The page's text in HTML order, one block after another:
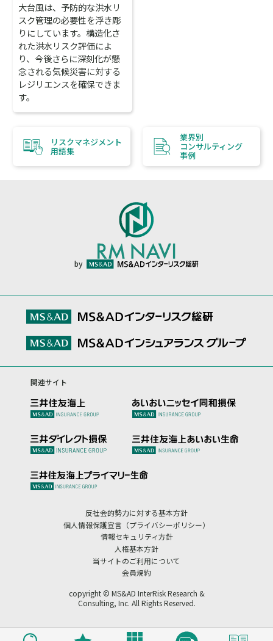
大台風は、予防的な洪水リ
スク管理の必要性を浮き彫
りにしています。構造化さ
れた洪水リスク評価によ
り、今後さらに深刻化が懸
念される気候災害に対する
レジリエンスを確保できま
す。
リスクマネジメント
用語集
業界別
コンサルティング
事例
by
関連サイト
反社会的勢力に対する基本方針
個人情報保護宣言（プライバシーポリシー）
情報セキュリティ方針
人権基本方針
当サイトのご利用について
会員規約
copyright © MS&AD InterRisk Research &
Consulting, Inc. All Rights Reserved.